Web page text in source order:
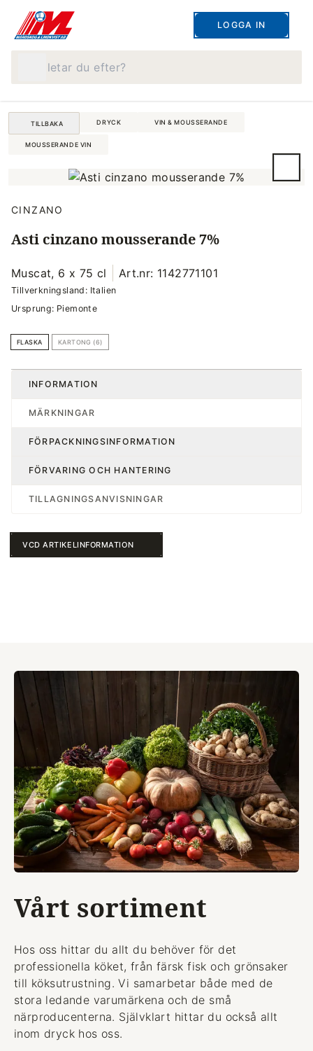
LOGGA IN
TILLBAKA DRYCK VIN & MOUSSERANDE
MOUSSERANDE VIN
CINZANO
Asti cinzano mousserande 7%
Muscat, 6 x 75 cl Art.nr: 1142771101
Tillverkningsland: Italien
Ursprung: Piemonte
FLASKA KARTONG (6)
INFORMATION
MÄRKNINGAR
FÖRPACKNINGSINFORMATION
FÖRVARING OCH HANTERING
TILLAGNINGSANVISNINGAR
VCD ARTIKELINFORMATION
Vårt sortiment
Hos oss hittar du allt du behöver för det
professionella köket, från färsk fisk och grönsaker
till köksutrustning. Vi samarbetar både med de
stora ledande varumärkena och de små
närproducenterna. Självklart hittar du också allt
inom dryck hos oss.